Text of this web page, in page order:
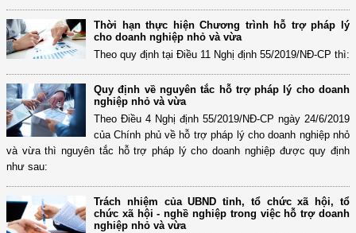
Thời hạn thực hiện Chương trình hỗ trợ pháp lý
cho doanh nghiệp nhỏ và vừa
Theo quy định tại Điều 11 Nghị định 55/2019/NĐ-CP thì:
Quy định về nguyên tắc hỗ trợ pháp lý cho doanh
nghiệp nhỏ và vừa
Theo Điều 4 Nghị định 55/2019/NĐ-CP ngày 24/6/2019
của Chính phủ về hỗ trợ pháp lý cho doanh nghiệp nhỏ
và vừa thì nguyên tắc hỗ trợ pháp lý cho doanh nghiệp được quy định
như sau:
Trách nhiệm của UBND tỉnh, tổ chức xã hội, tổ
chức xã hội - nghề nghiệp trong việc hỗ trợ doanh
nghiệp nhỏ và vừa